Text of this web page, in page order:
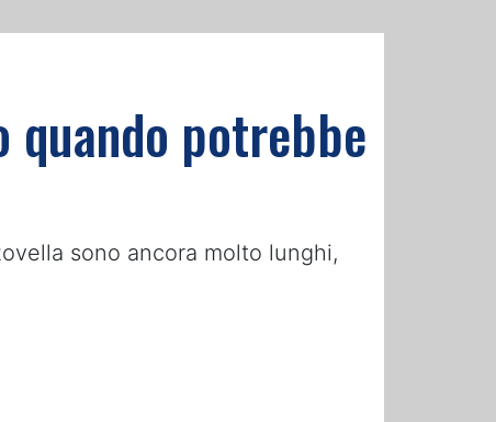
quando potrebbe
sono ancora molto lunghi,